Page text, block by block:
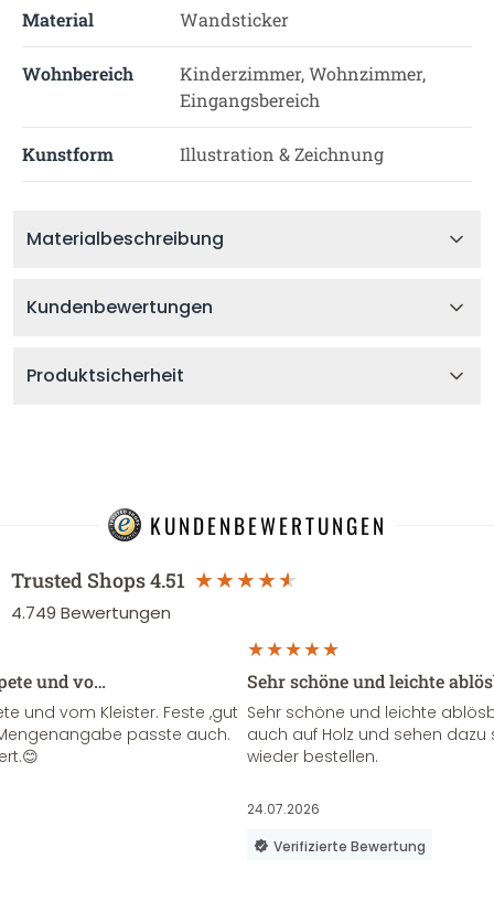
Material Wandsticker
Wohnbereich
Kinderzimmer, Wohnzimmer,
Eingangsbereich
Kunstform Illustration & Zeichnung
Materialbeschreibung
Kundenbewertungen
Produktsicherheit
KUNDENBEWERTUNGEN
Trusted Shops4.51
4.749 Bewertungen
und vo…
und vom Kleister. Feste ,gut
passte auch.
Sehr schöne und leichte
Sehr schöne und leichte
auch auf Holz und sehen
wieder bestellen.
24.07.2026
Verifizierte Bewertung